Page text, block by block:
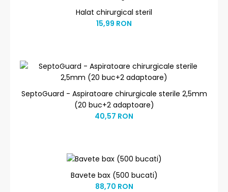
Halat chirurgical steril
15,99 RON
SeptoGuard - Aspiratoare chirurgicale sterile 2,5mm
(20 buc+2 adaptoare)
40,57 RON
Bavete bax (500 bucati)
88,70 RON